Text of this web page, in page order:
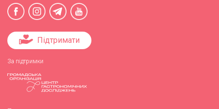
Підтримати
За підтримки